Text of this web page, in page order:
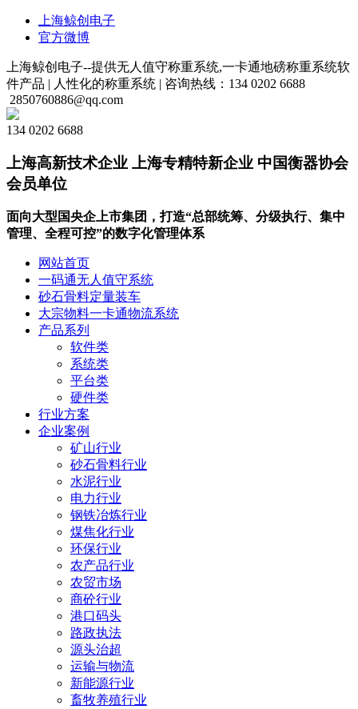
上海鲸创电子
官方微博
上海鲸创电子--提供无人值守称重系统,一卡通地磅称重系统软
件产品 | 人性化的称重系统 | 咨询热线：134 0202 6688
2850760886@qq.com
134 0202 6688
上海高新技术企业 上海专精特新企业 中国衡器协会
会员单位
面向大型国央企上市集团，打造“总部统筹、分级执行、集中
管理、全程可控”的数字化管理体系
网站首页
一码通无人值守系统
砂石骨料定量装车
大宗物料一卡通物流系统
产品系列
软件类
系统类
平台类
硬件类
行业方案
企业案例
矿山行业
砂石骨料行业
水泥行业
电力行业
钢铁冶炼行业
煤焦化行业
环保行业
农产品行业
农贸市场
商砼行业
港口码头
路政执法
源头治超
运输与物流
新能源行业
畜牧养殖行业